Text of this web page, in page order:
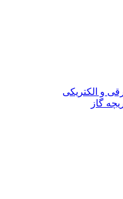
و الکتریکی
گاز